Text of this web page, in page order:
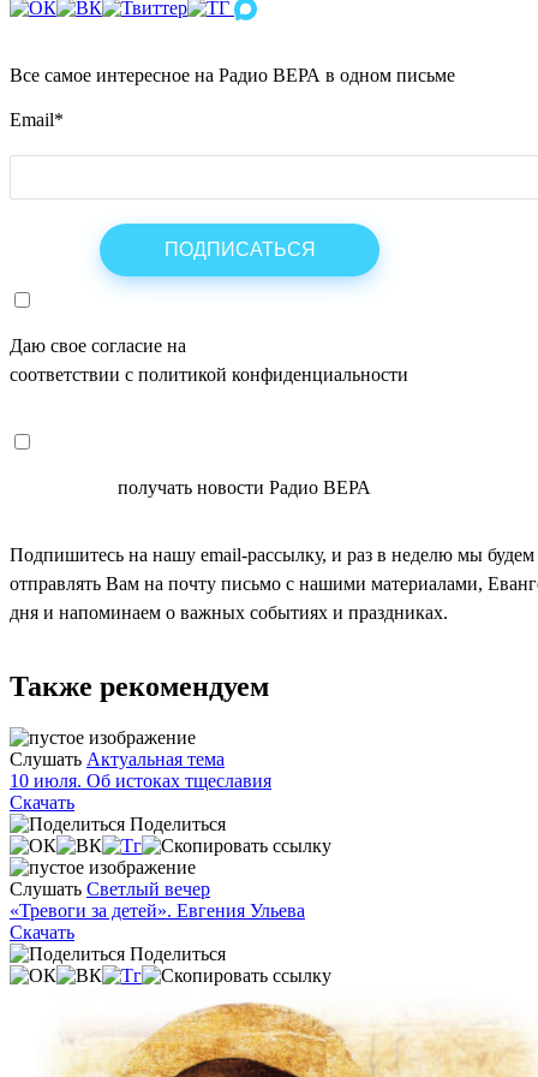
Все самое интересное на Радио ВЕРА в одном письме
Email*
Даю свое согласие на
соответствии с политикой конфиденциальности
получать новости Радио ВЕРА
Подпишитесь на нашу email-рассылку, и раз в неделю мы будем
отправлять Вам на почту письмо с нашими материалами,
дня и напоминаем о важных событиях и праздниках.
Также рекомендуем
Слушать Актуальная тема
10 июля. Об истоках тщеславия
Скачать
Поделиться
Слушать Светлый вечер
«Тревоги за детей». Евгения Ульева
Скачать
Поделиться